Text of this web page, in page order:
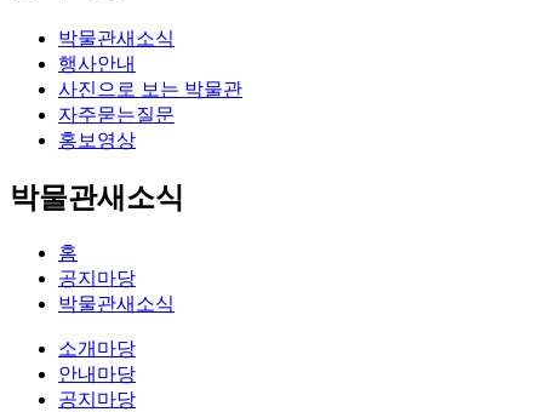
박물관새소식
행사안내
사진으로 보는 박물관
자주묻는질문
홍보영상
박물관새소식
홈
공지마당
박물관새소식
소개마당
안내마당
공지마당